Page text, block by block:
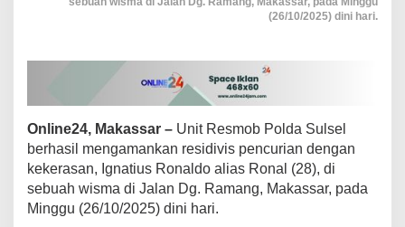
s
m
b
b
o
l
T
(26/10/2025) dini hari.
Online24, Makassar – Unit Resmob Polda Sulsel
berhasil mengamankan residivis pencurian dengan
kekerasan, Ignatius Ronaldo alias Ronal (28), di
sebuah wisma di Jalan Dg. Ramang, Makassar, pada
Minggu (26/10/2025) dini hari.